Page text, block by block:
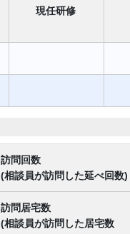
現任研修
訪問回数
(相談員が訪問した延べ回数)
訪問居宅数
(相談員が訪問した居宅数